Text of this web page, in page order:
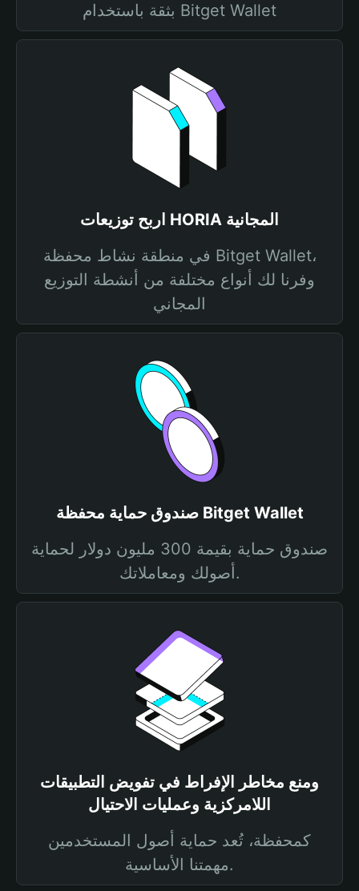
بثقة باستخدام Bitget Wallet
اربح توزيعات HORIA المجانية
في منطقة نشاط محفظة Bitget Wallet،
وفرنا لك أنواع مختلفة من أنشطة التوزيع
المجاني
صندوق حماية محفظة Bitget Wallet
صندوق حماية بقيمة 300 مليون دولار لحماية
أصولك ومعاملاتك.
ومنع مخاطر الإفراط في تفويض التطبيقات
اللامركزية وعمليات الاحتيال
كمحفظة، تُعد حماية أصول المستخدمين
مهمتنا الأساسية.